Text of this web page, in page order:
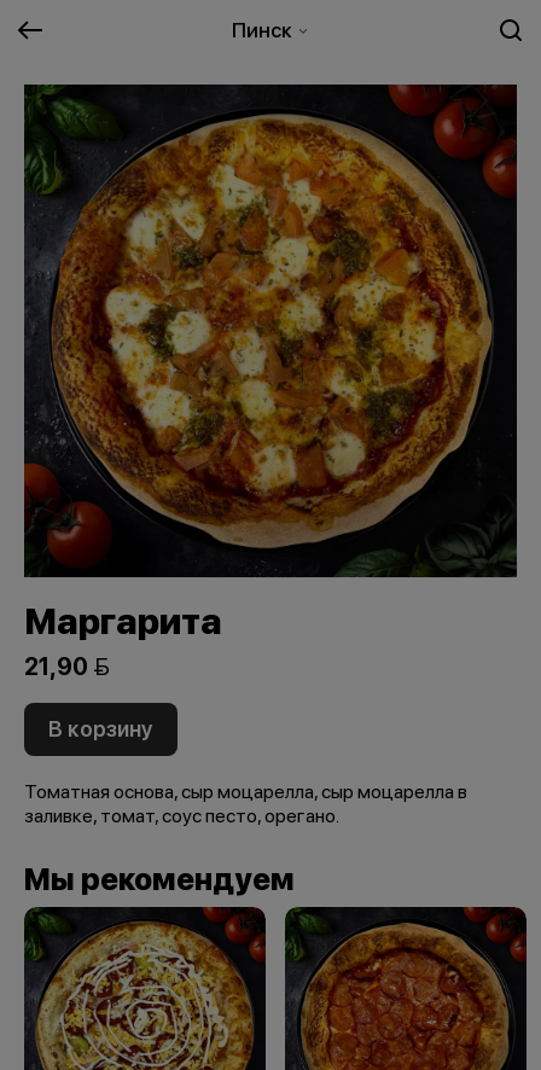
Пинск
Маргарита
21,90 
В корзину
Томатная основа, сыр моцарелла, сыр моцарелла в
заливке, томат, соус песто, орегано.
Мы рекомендуем